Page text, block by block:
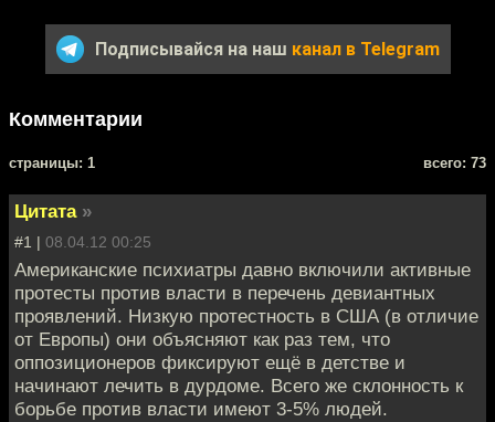
Подписывайся на наш канал в Telegram
Комментарии
cтраницы: 1 всего: 73
Цитата »
#1 | 08.04.12 00:25
Американские психиатры давно включили активные
протесты против власти в перечень девиантных
проявлений. Низкую протестность в США (в отличие
от Европы) они объясняют как раз тем, что
оппозиционеров фиксируют ещё в детстве и
начинают лечить в дурдоме. Всего же склонность к
борьбе против власти имеют 3-5% людей.